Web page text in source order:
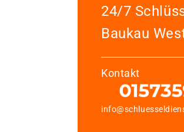
24/7
Baukau
Kontakt